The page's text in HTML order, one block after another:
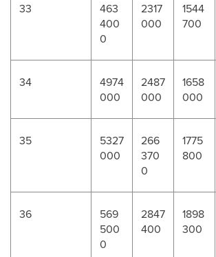
33
463
400
0
2317
000
1544
700
34
4974
000
2487
000
1658
000
35
5327
000
266
370
0
1775
800
36
569
500
0
2847
400
1898
300